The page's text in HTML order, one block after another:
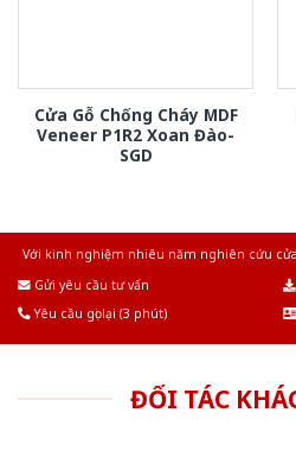
Cửa Gỗ Chống Cháy MDF
Veneer P1R2 Xoan Đào-
SGD
Với kinh nghiệm nhiêu năm nghiên cứu
Gửi yêu cầu tư vấn
Yêu cầu gọi lại (3 phút)
ĐỐI TÁC